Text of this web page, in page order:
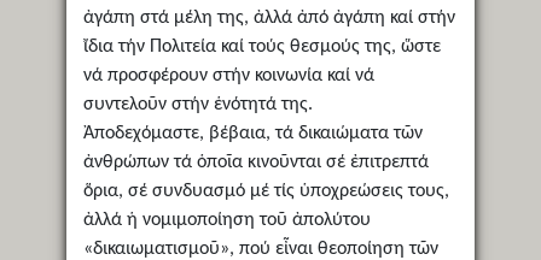
ἀγάπη στά μέλη της, ἀλλά ἀπό ἀγάπη καί στήν
ἴδια τήν Πολιτεία καί τούς θεσμούς της, ὥστε
νά προσφέρουν στήν κοινωνία καί νά
συντελοῦν στήν ἑνότητά της.
Ἀποδεχόμαστε, βέβαια, τά δικαιώματα τῶν
ἀνθρώπων τά ὁποῖα κινοῦνται σέ ἐπιτρεπτά
ὅρια, σέ συνδυασμό μέ τίς ὑποχρεώσεις τους,
ἀλλά ἡ νομιμοποίηση τοῦ ἀπολύτου
«δικαιωματισμοῦ», πού εἶναι θεοποίηση τῶν